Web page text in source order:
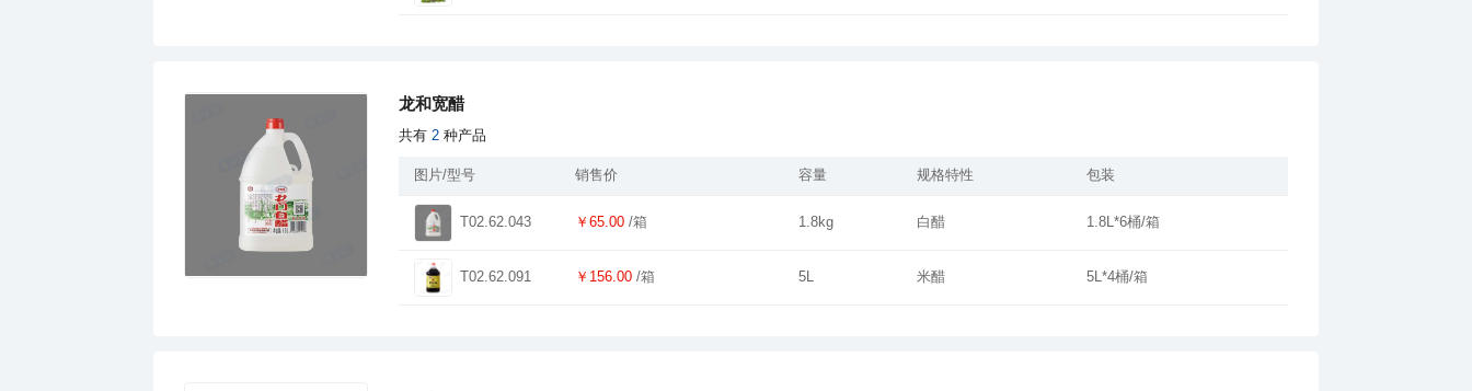
龙和宽醋
共有 2 种产品
图片/型号 销售价 容量 规格特性 包装
T02.62.043 ￥65.00 /箱 1.8kg 白醋 1.8L*6桶/箱
T02.62.091 ￥156.00 /箱 5L 米醋 5L*4桶/箱